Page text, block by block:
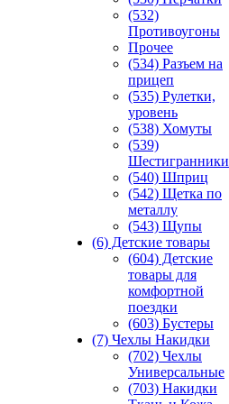
(532)
Противоугоны
Прочее
(534) Разъем на
прицеп
(535) Рулетки,
уровень
(538) Хомуты
(539)
Шестигранники
(540) Шприц
(542) Щетка по
металлу
(543) Щупы
(6) Детские товары
(604) Детские
товары для
комфортной
поездки
(603) Бустеры
(7) Чехлы Накидки
(702) Чехлы
Универсальные
(703) Накидки